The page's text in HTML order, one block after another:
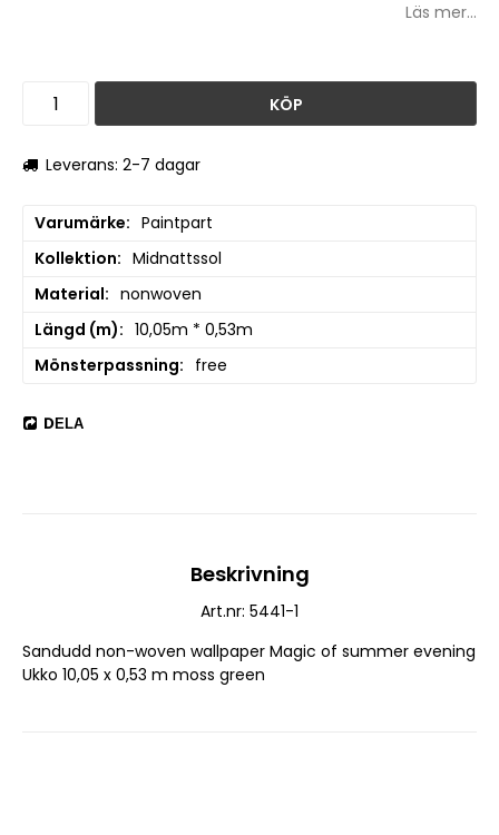
Läs mer...
KÖP
Leverans: 2-7 dagar
Varumärke
Paintpart
Kollektion
Midnattssol
Material
nonwoven
Längd (m)
10,05m * 0,53m
Mönsterpassning
free
DELA
Beskrivning
Art.nr: 5441-1
Sandudd non-woven wallpaper Magic of summer evening
Ukko 10,05 x 0,53 m moss green